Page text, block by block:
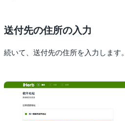
送付先の住所の入力
続いて、送付先の住所を入力します。